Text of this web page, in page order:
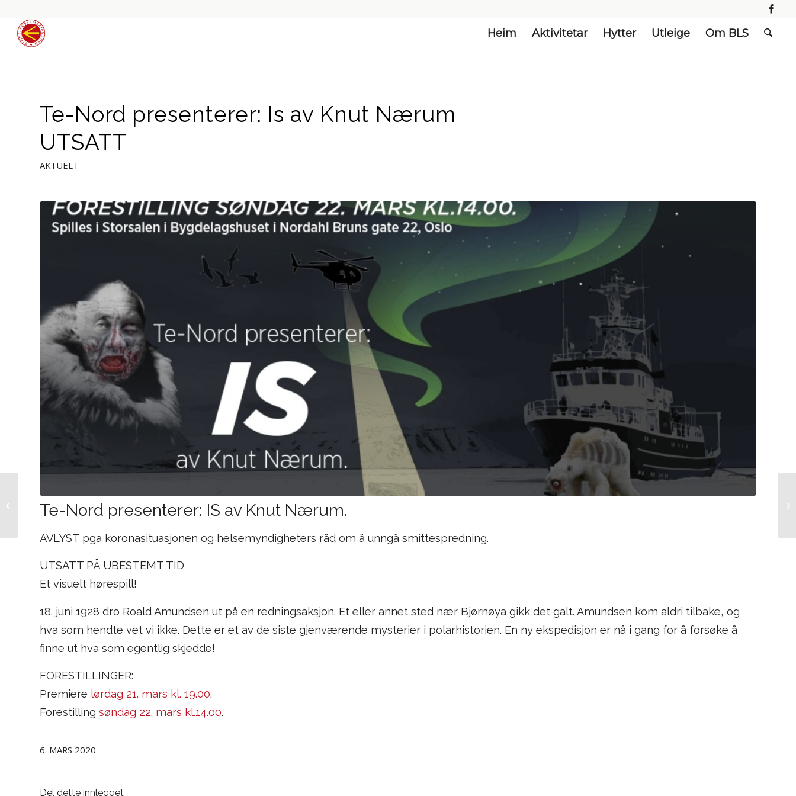
Heim Aktivitetar Hytter Utleige Om BLS
Te-Nord presenterer: Is av Knut Nærum
UTSATT
AKTUELT
Te-Nord presenterer: IS av Knut Nærum.
AVLYST pga koronasituasjonen og helsemyndigheters råd om å unngå smittespredning.
UTSATT PÅ UBESTEMT TID
Et visuelt hørespill!
18. juni 1928 dro Roald Amundsen ut på en redningsaksjon. Et eller annet sted nær Bjørnøya gikk det galt. Amundsen kom aldri tilbake, og
hva som hendte vet vi ikke. Dette er et av de siste gjenværende mysterier i polarhistorien. En ny ekspedisjon er nå i gang for å forsøke å
finne ut hva som egentlig skjedde!
FORESTILLINGER:
Premiere lørdag 21. mars kl. 19.00.
Forestilling søndag 22. mars kl.14.00.
6. MARS 2020
Del dette innlegget
Svendsruds ensemble